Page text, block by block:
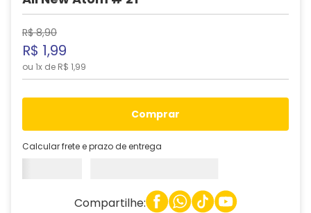
R$ 8,90
R$ 1,99
ou 1x de R$ 1,99
comprar
Calcular frete e prazo de entrega
Compartilhe: